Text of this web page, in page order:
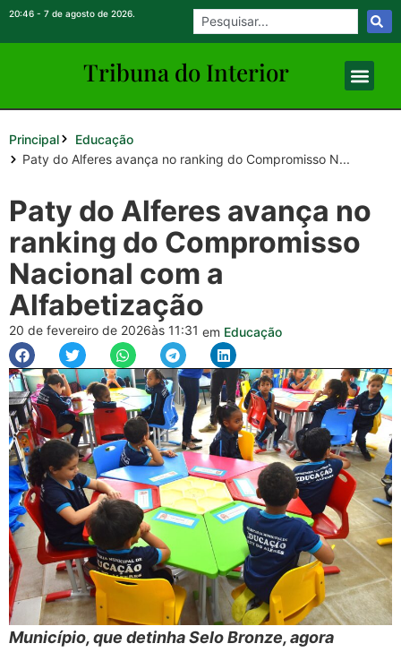
20:46 - 7 de agosto de 2026.
Tribuna do Interior
Principal
Educação
Paty do Alferes avança no ranking do Compromisso N...
Paty do Alferes avança no
ranking do Compromisso
Nacional com a
Alfabetização
20 de fevereiro de 2026às 11:31 em Educação
Município, que detinha Selo Bronze, agora